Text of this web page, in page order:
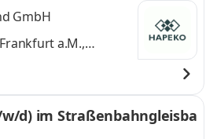
GmbH
Frankfurt a.M.,
und 2 weitere
d) im Straßenbahngleisba